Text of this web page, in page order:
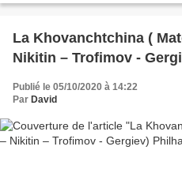
La Khovanchtchina (
Nikitin – Trofimov -
Publié le 05/10/2020 à 14:22
Par David